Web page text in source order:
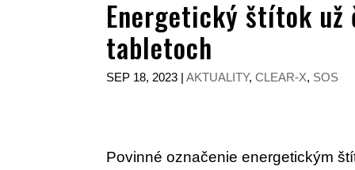
Energetický štítok už
tabletoch
SEP 18, 2023 |AKTUALITY,CLEAR-X, SOS
Povinné označenie energetickým